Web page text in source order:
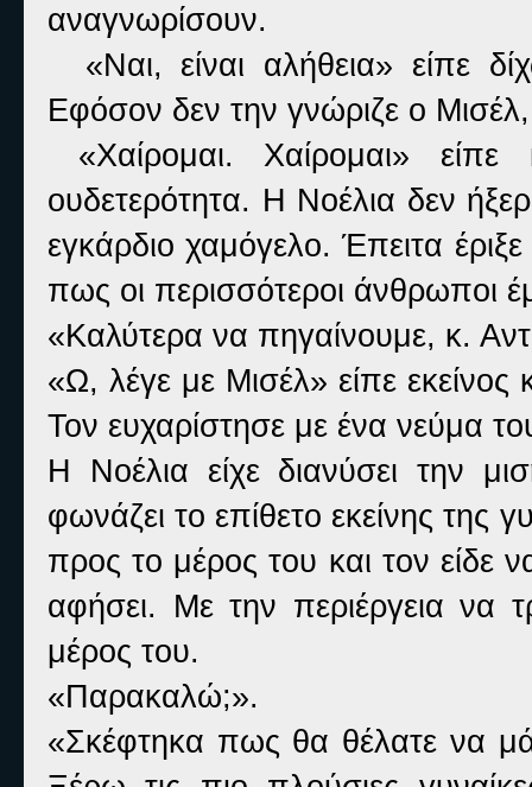
αναγνωρίσουν.
«Ναι, είναι αλήθεια» είπε
Εφόσον δεν την γνώριζε ο
«Χαίρομαι. Χαίρομαι»
ουδετερότητα. Η Νοέλια δεν
εγκάρδιο χαμόγελο. Έπειτα
πως οι περισσότεροι άνθρωποι
«Καλύτερα να πηγαίνουμε, κ.
«Ω, λέγε με Μισέλ» είπε εκείνος
Τον ευχαρίστησε με ένα νεύμα
Η Νοέλια είχε διανύσει την
φωνάζει το επίθετο εκείνης της
προς το μέρος του και τον είδε
αφήσει. Με την περιέργεια να
μέρος του.
«Παρακαλώ;».
«Σκέφτηκα πως θα θέλατε να